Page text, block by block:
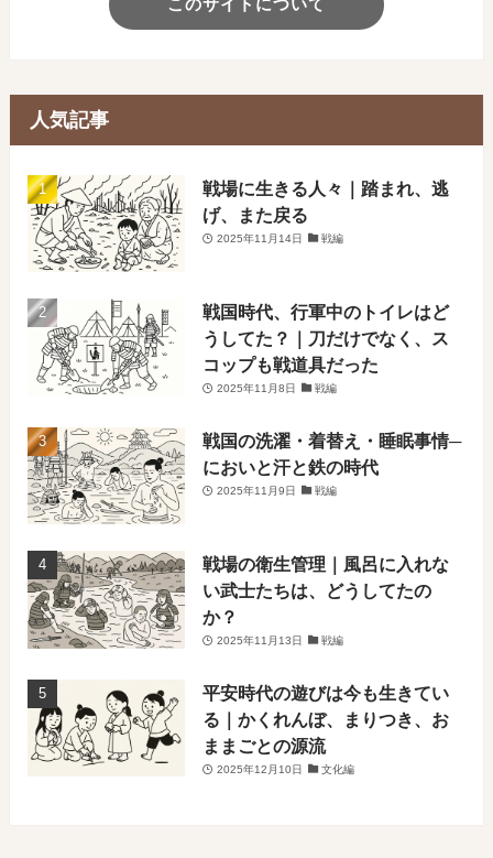
このサイトについて
人気記事
戦場に生きる人々｜踏まれ、逃
げ、また戻る
2025年11月14日 戦編
戦国時代、行軍中のトイレはど
うしてた？｜刀だけでなく、ス
コップも戦道具だった
2025年11月8日 戦編
戦国の洗濯・着替え・睡眠事情─
においと汗と鉄の時代
2025年11月9日 戦編
戦場の衛生管理｜風呂に入れな
い武士たちは、どうしてたの
か？
2025年11月13日 戦編
平安時代の遊びは今も生きてい
る｜かくれんぼ、まりつき、お
ままごとの源流
2025年12月10日 文化編